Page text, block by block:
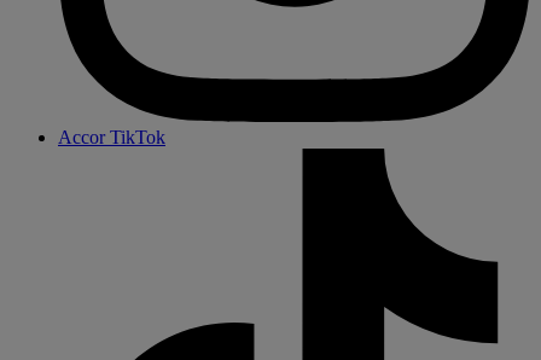
Accor TikTok